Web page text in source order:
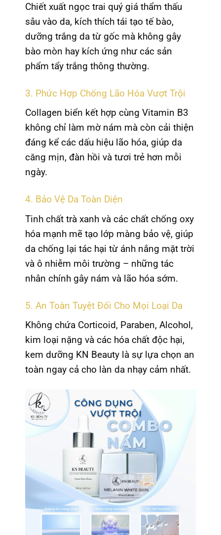
Chiết xuất ngọc trai quý giá thẩm thấu
sâu vào da, kích thích tái tạo tế bào,
dưỡng trắng da từ gốc mà không gây
bào mòn hay kích ứng như các sản
phẩm tẩy trắng thông thường.
3. Phức Hợp Chống Lão Hóa Vượt Trội
Collagen biển kết hợp cùng Vitamin B3
không chỉ làm mờ nám mà còn cải thiện
đáng kể các dấu hiệu lão hóa, giúp da
căng mịn, đàn hồi và tươi trẻ hơn mỗi
ngày.
4. Bảo Vệ Da Toàn Diện
Tinh chất trà xanh và các chất chống oxy
hóa mạnh mẽ tạo lớp màng bảo vệ, giúp
da chống lại tác hại từ ánh nắng mặt trời
và ô nhiễm môi trường – những tác
nhân chính gây nám và lão hóa sớm.
5. An Toàn Tuyệt Đối Cho Mọi Loại Da
Không chứa Corticoid, Paraben, Alcohol,
kim loại nặng và các hóa chất độc hại,
kem dưỡng KN Beauty là sự lựa chọn an
toàn ngay cả cho làn da nhạy cảm nhất.